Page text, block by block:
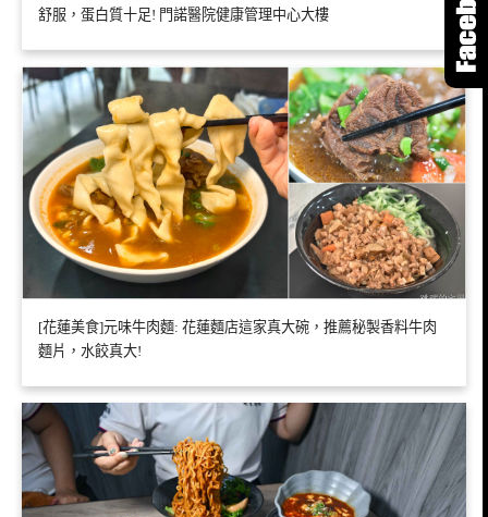
舒服，蛋白質十足! 門諾醫院健康管理中心大樓
[花蓮美食]元味牛肉麵: 花蓮麵店這家真大碗，推薦秘製香料牛肉
麵片，水餃真大!